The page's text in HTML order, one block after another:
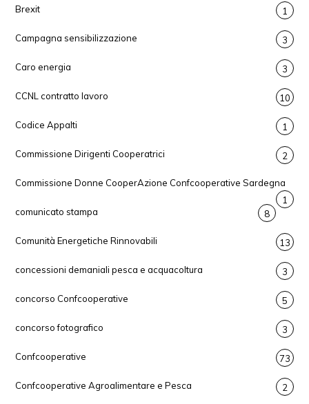
Brexit 1
Campagna sensibilizzazione 3
Caro energia 3
CCNL contratto lavoro 10
Codice Appalti 1
Commissione Dirigenti Cooperatrici 2
Commissione Donne CooperAzione Confcooperative Sardegna
1
comunicato stampa
8
Comunità Energetiche Rinnovabili 13
concessioni demaniali pesca e acquacoltura 3
concorso Confcooperative 5
concorso fotografico 3
Confcooperative 73
Confcooperative Agroalimentare e Pesca 2